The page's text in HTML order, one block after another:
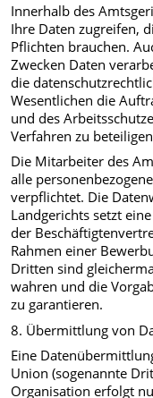
Innerhalb des
Ihre Daten zugreifen,
Pflichten brauchen.
Zwecken Daten
die
Wesentlichen die
und des
Verfahren zu
Die Mitarbeiter des
alle
verpflichtet. Die
Landgerichts setzt
der
Rahmen einer
Dritten sind
wahren und die
zu garantieren.
8. Übermittlung von
Eine
Union (sogenannte
Organisation erfolgt